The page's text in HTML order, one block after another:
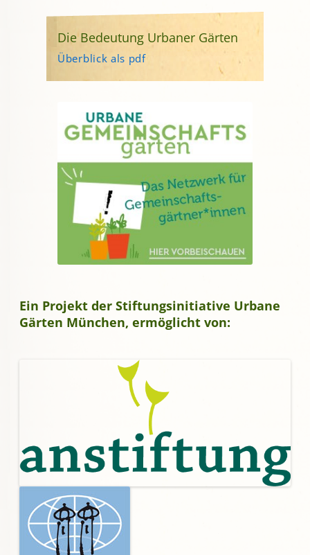
Die Bedeutung Urbaner Gärten
Überblick als pdf
Ein Projekt der Stiftungsinitiative Urbane
Gärten München, ermöglicht von: